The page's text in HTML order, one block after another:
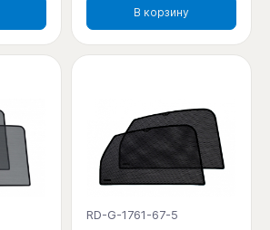
В корзину
RD-G-1761-67-5